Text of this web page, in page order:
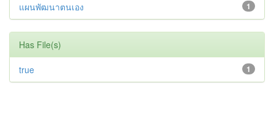
1
แผนพัฒนาตนเอง
Has File(s)
1
true